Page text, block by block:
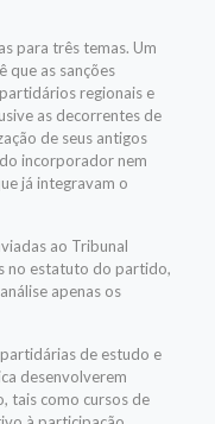
para três temas. Um
que as sanções
regionais e
as decorrentes de
de seus antigos
incorporador nem
já integravam o
ao Tribunal
no estatuto do partido,
apenas os
de estudo e
desenvolverem
tais como cursos de